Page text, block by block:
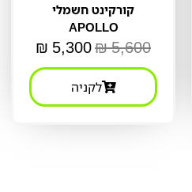
קורקינט חשמלי
APOLLO
5,600
₪
5,300
₪
לקניה